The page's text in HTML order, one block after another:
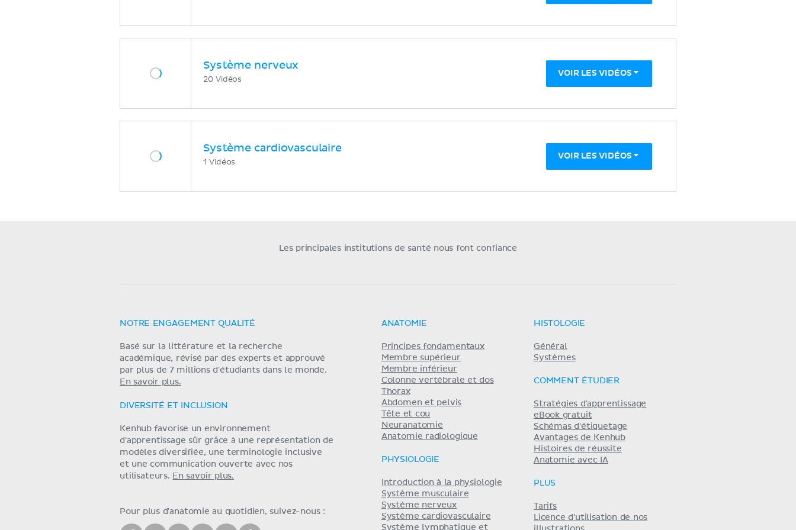
Système nerveux
20 Vidéos
VOIR LES VIDÉOS
Système cardiovasculaire
1 Vidéos
VOIR LES VIDÉOS
Les principales institutions de santé nous font confiance
NOTRE ENGAGEMENT QUALITÉ
Basé sur la littérature et la recherche
académique, révisé par des experts et approuvé
par plus de 7 millions d'étudiants dans le monde.
En savoir plus.
DIVERSITÉ ET INCLUSION
Kenhub favorise un environnement
d'apprentissage sûr grâce à une représentation de
modèles diversifiée, une terminologie inclusive
et une communication ouverte avec nos
utilisateurs. En savoir plus.
Pour plus d'anatomie au quotidien, suivez-nous :
ANATOMIE
Principes fondamentaux
Membre supérieur
Membre inférieur
Colonne vertébrale et dos
Thorax
Abdomen et pelvis
Tête et cou
Neuranatomie
Anatomie radiologique
PHYSIOLOGIE
Introduction à la physiologie
Système musculaire
Système nerveux
Système cardiovasculaire
Système lymphatique et
HISTOLOGIE
Général
Systèmes
COMMENT ÉTUDIER
Stratégies d'apprentissage
eBook gratuit
Schémas d'étiquetage
Avantages de Kenhub
Histoires de réussite
Anatomie avec IA
PLUS
Tarifs
Licence d'utilisation de nos